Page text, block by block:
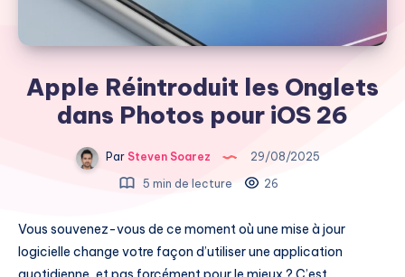
Apple Réintroduit les Onglets
dans Photos pour iOS 26
Par Steven Soarez
29/08/2025
5 min de lecture
26
Vous souvenez-vous de ce moment où une mise à jour
logicielle change votre façon d’utiliser une application